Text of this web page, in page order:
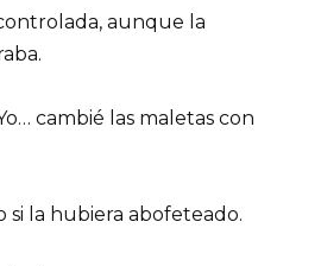
aunque la
cambié las maletas con
si la hubiera abofeteado.